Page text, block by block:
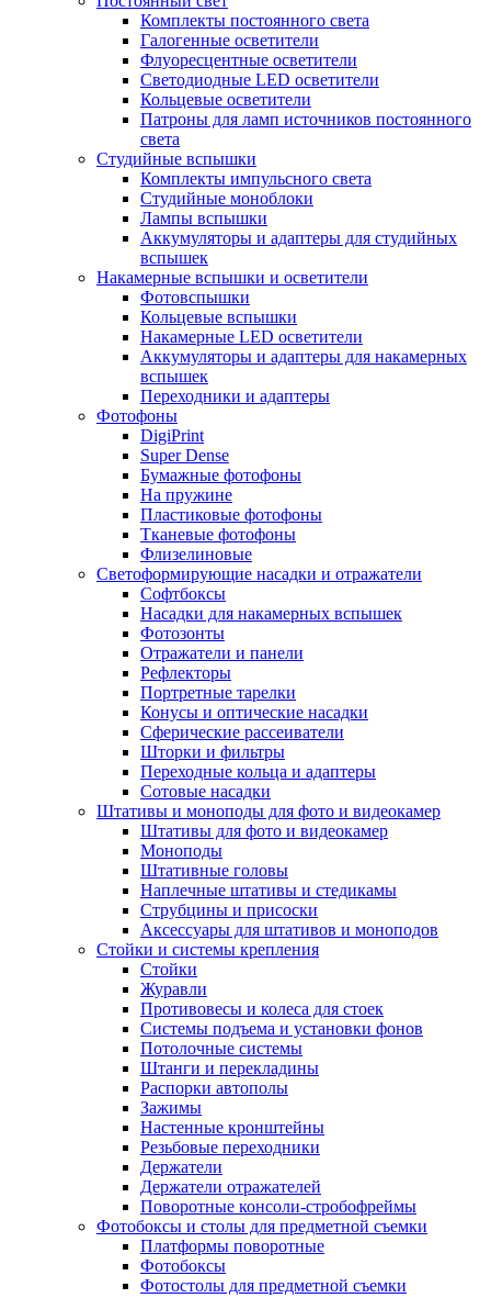
Комплекты постоянного света
Галогенные осветители
Флуоресцентные осветители
Светодиодные LED осветители
Кольцевые осветители
Патроны для ламп источников постоянного
света
Студийные вспышки
Комплекты импульсного света
Студийные моноблоки
Лампы вспышки
Аккумуляторы и адаптеры для студийных
вспышек
Накамерные вспышки и осветители
Фотовспышки
Кольцевые вспышки
Накамерные LED осветители
Аккумуляторы и адаптеры для накамерных
вспышек
Переходники и адаптеры
Фотофоны
DigiPrint
Super Dense
Бумажные фотофоны
На пружине
Пластиковые фотофоны
Тканевые фотофоны
Флизелиновые
Светоформирующие насадки и отражатели
Софтбоксы
Насадки для накамерных вспышек
Фотозонты
Отражатели и панели
Рефлекторы
Портретные тарелки
Конусы и оптические насадки
Сферические рассеиватели
Шторки и фильтры
Переходные кольца и адаптеры
Сотовые насадки
Штативы и моноподы для фото и видеокамер
Штативы для фото и видеокамер
Моноподы
Штативные головы
Наплечные штативы и стедикамы
Струбцины и присоски
Аксессуары для штативов и моноподов
Стойки и системы крепления
Стойки
Журавли
Противовесы и колеса для стоек
Системы подъема и установки фонов
Потолочные системы
Штанги и перекладины
Распорки автополы
Зажимы
Настенные кронштейны
Резьбовые переходники
Держатели
Держатели отражателей
Поворотные консоли-стробофреймы
Фотобоксы и столы для предметной съемки
Платформы поворотные
Фотобоксы
Фотостолы для предметной съемки